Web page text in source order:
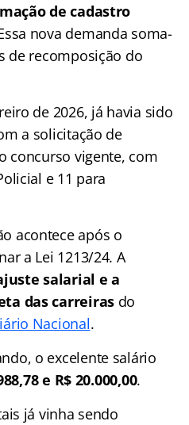
de cadastro
nova demanda soma-
de recomposição do
de 2026, já havia sido
a solicitação de
concurso vigente, com
e 11 para
acontece após o
a Lei 1213/24. A
salarial e a
das carreiras do
Nacional.
o excelente salário
e R$ 20.000,00.
já vinha sendo